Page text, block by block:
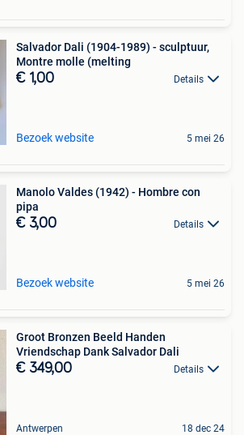
Salvador Dali (1904-1989) - sculptuur,
Montre molle (melting
€ 1,00 Details
Bezoek website 5 mei 26
Manolo Valdes (1942) - Hombre con
pipa
€ 3,00 Details
Bezoek website 5 mei 26
Groot Bronzen Beeld Handen
Vriendschap Dank Salvador Dali
€ 349,00 Details
Antwerpen 18 dec 24